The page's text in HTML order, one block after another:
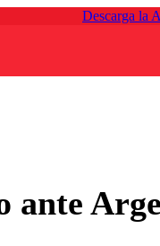
Descarga la
ante